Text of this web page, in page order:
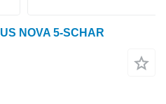
NOVA 5-SCHAR